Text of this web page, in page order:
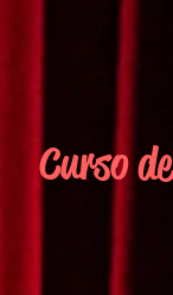
Curso